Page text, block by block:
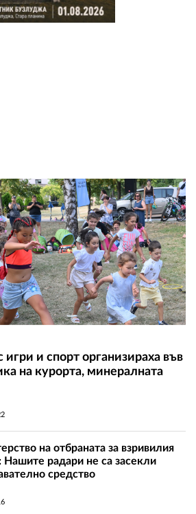
и спорт организираха във
на курорта, минералната
на отбраната за взривилия
Нашите радари не са засекли
средство